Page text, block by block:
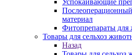
Успокаивающие
материал
Фитопрепараты
Товары для сельхоз
Назад